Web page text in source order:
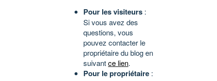
Pour les visiteurs :
Si vous avez des
questions, vous
pouvez contacter le
propriétaire du blog en
suivantce lien.
Pour le propriétaire :